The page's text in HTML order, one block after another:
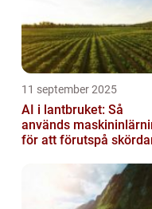
11 september 2025
AI i lantbruket: Så
används
för att förutspå